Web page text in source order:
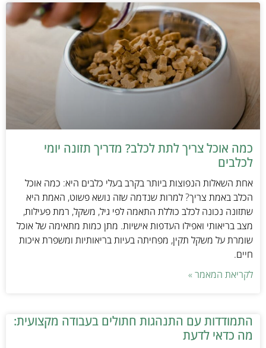
כמה אוכל צריך לתת לכלב? מדריך תזונה יומי
לכלבים
אחת השאלות הנפוצות ביותר בקרב בעלי כלבים היא: כמה אוכל
הכלב באמת צריך? למרות שנדמה שזה נושא פשוט, האמת היא
שתזונה נכונה לכלב כוללת התאמה לפי גיל, משקל, רמת פעילות,
מצב בריאותי ואפילו העדפות אישיות. מתן כמות מתאימה של אוכל
שומרת על משקל תקין, מפחיתה בעיות בריאותיות ומשפרת איכות
חיים.
לקריאת המאמר »
התמודדות עם התנהגות חתולים בעבודה מקצועית:
מה כדאי לדעת